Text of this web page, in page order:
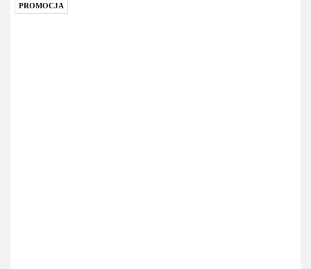
PROMOCJA